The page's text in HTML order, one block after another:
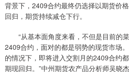
背景下，2409合约最终仍选择以期货价
回归，期货持续减仓下行。
“从基本面角度来看，不但是目前的
2409合约，面对的都是弱势的现货市场
的情况下，即将进入交割月的2409合约
期现回归。”中州期货农产品分析师吴晓杰